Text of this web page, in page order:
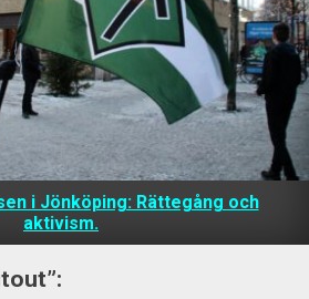
i Jönköping: Rättegång och
aktivism.